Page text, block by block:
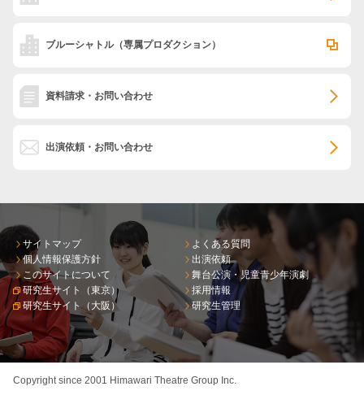
ブルーシャトル（専属プロダクション）
資料請求・お問い合わせ
出演依頼・お問い合わせ
サイトマップ
個人情報保護方針
このサイトについて
研究生サイト（東京）
研究生サイト（大阪）
よくある質問
出演依頼
舞台公演・児童青少年演劇
採用情報
研究生管理
Copyright since 2001 Himawari Theatre Group Inc.